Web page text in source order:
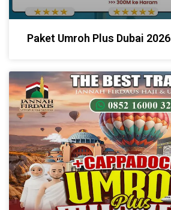
Paket Umroh Plus Dubai 2026